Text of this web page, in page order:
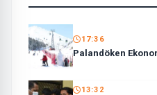
17:36
Palandöken
13:32